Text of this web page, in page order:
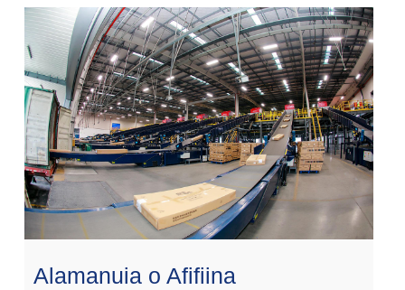
Alamanuia o Afifiina